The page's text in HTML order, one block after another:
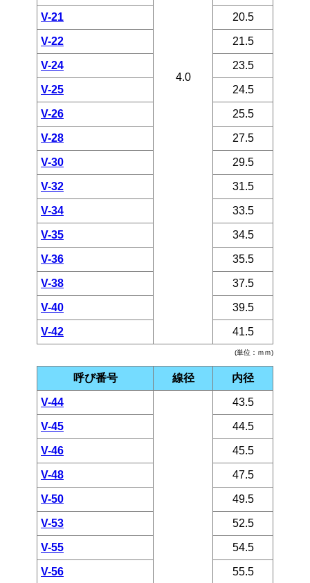
(単位：ｍｍ)
4.0
V-21 20.5
V-22 21.5
V-24 23.5
V-25 24.5
V-26 25.5
V-28 27.5
V-30 29.5
V-32 31.5
V-34 33.5
V-35 34.5
V-36 35.5
V-38 37.5
V-40 39.5
V-42 41.5
呼び番号 線径 内径
V-44 43.5
V-45 44.5
V-46 45.5
V-48 47.5
V-50 49.5
V-53 52.5
V-55 54.5
V-56 55.5